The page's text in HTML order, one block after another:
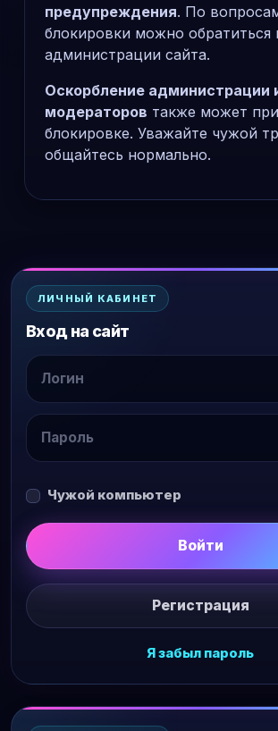
предупреждения. По
блокировки можно обратиться
администрации сайта.
Оскорбление администрации
модераторов также может
блокировке. Уважайте чужой
общайтесь нормально.
ЛИЧНЫЙ КАБИНЕТ
Вход на сайт
Чужой компьютер
Войти
Регистрация
Я забыл пароль